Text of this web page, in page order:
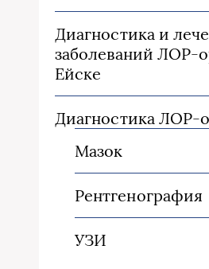
Диагностика и
заболеваний ЛОР-
Ейске
Диагностика ЛОР-
Мазок
Рентгенография
УЗИ